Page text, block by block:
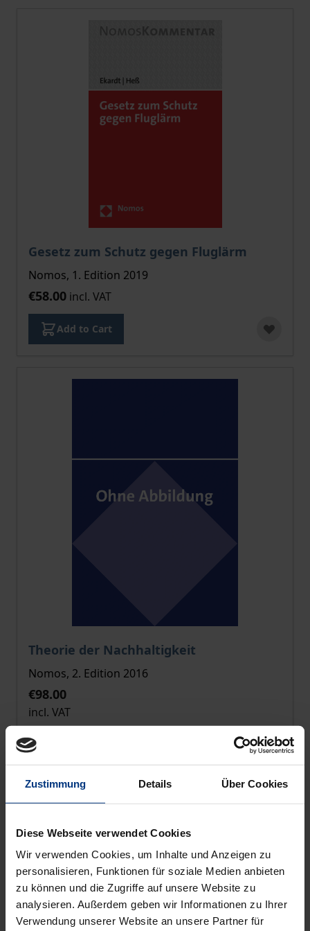
Zustimmung Details Über Cookies
Diese Webseite verwendet Cookies
Wir verwenden Cookies, um Inhalte und Anzeigen zu
personalisieren, Funktionen für soziale Medien anbieten
zu können und die Zugriffe auf unsere Website zu
analysieren. Außerdem geben wir Informationen zu Ihrer
Verwendung unserer Website an unsere Partner für
Gesetz zum Schutz gegen Fluglärm
Nomos, 1. Edition 2019
€58.00 incl. VAT
Add to Cart
Theorie der Nachhaltigkeit
The price depends on the options chosen on the
Nomos, 2. Edition 2016
€98.00
incl. VAT